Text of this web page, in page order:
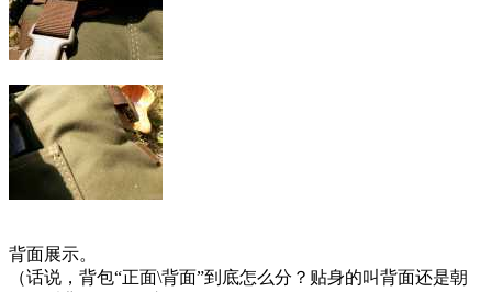
背面展示。
（话说，背包“正面\背面”到底怎么分？贴身的叫背面还是朝